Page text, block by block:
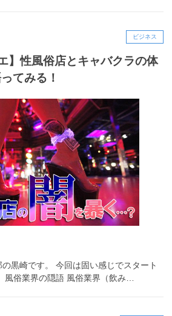
ビジネス
】性風俗店とキャバクラの体
てみる！
黒崎です。 今回は固い感じでスタート
風俗業界の隠語 風俗業界（飲み…